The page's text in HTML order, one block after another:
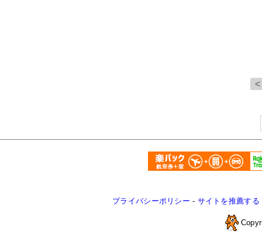
プライバシーポリシー - サイトを推薦する